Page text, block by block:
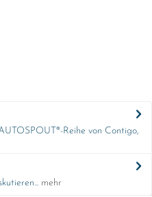
Reihe von Contigo,
mehr